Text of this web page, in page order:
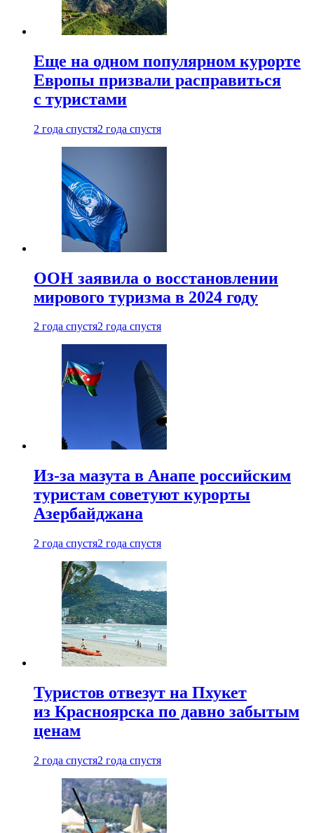
Еще на одном популярном курорте
Европы призвали расправиться
с туристами
2 года спустя2 года спустя
ООН заявила о восстановлении
мирового туризма в 2024 году
2 года спустя2 года спустя
Из-за мазута в Анапе российским
туристам советуют курорты
Азербайджана
2 года спустя2 года спустя
Туристов отвезут на Пхукет
из Красноярска по давно забытым
ценам
2 года спустя2 года спустя